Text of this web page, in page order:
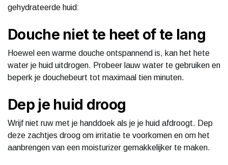
gehydrateerde huid:
Douche niet te heet of te lang
Hoewel een warme douche ontspannend is, kan het hete
water je huid uitdrogen. Probeer lauw water te gebruiken en
beperk je douchebeurt tot maximaal tien minuten.
Dep je huid droog
Wrijf niet ruw met je handdoek als je je huid afdroogt. Dep
deze zachtjes droog om irritatie te voorkomen en om het
aanbrengen van een moisturizer gemakkelijker te maken.